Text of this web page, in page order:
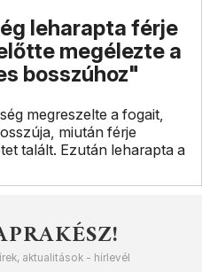
leharapta férje
megélezte a
bosszúhoz"
megreszelte a fogait,
miután férje
talált. Ezután leharapta a
aktualitások - hírlevél